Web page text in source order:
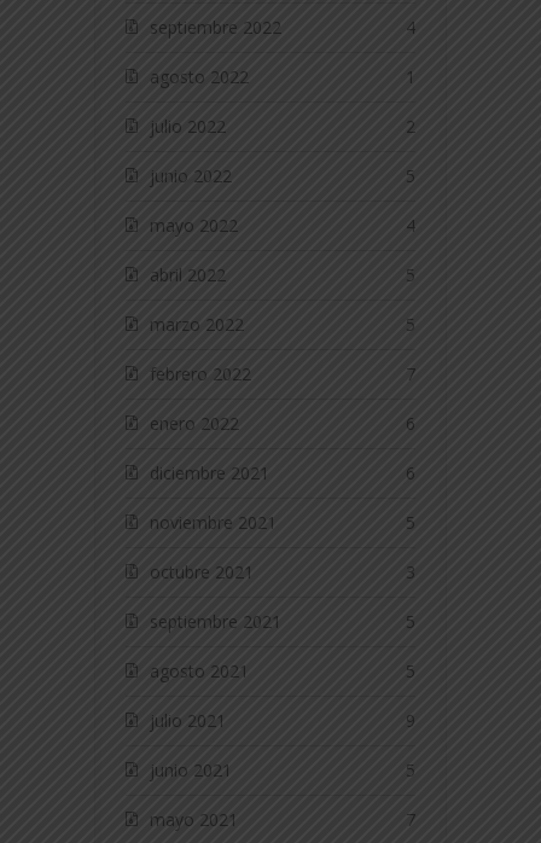
septiembre 2022 4
agosto 2022 1
julio 2022 2
junio 2022 5
mayo 2022 4
abril 2022 5
marzo 2022 5
febrero 2022 7
enero 2022 6
diciembre 2021 6
noviembre 2021 5
octubre 2021 3
septiembre 2021 5
agosto 2021 5
julio 2021 9
junio 2021 5
mayo 2021 7